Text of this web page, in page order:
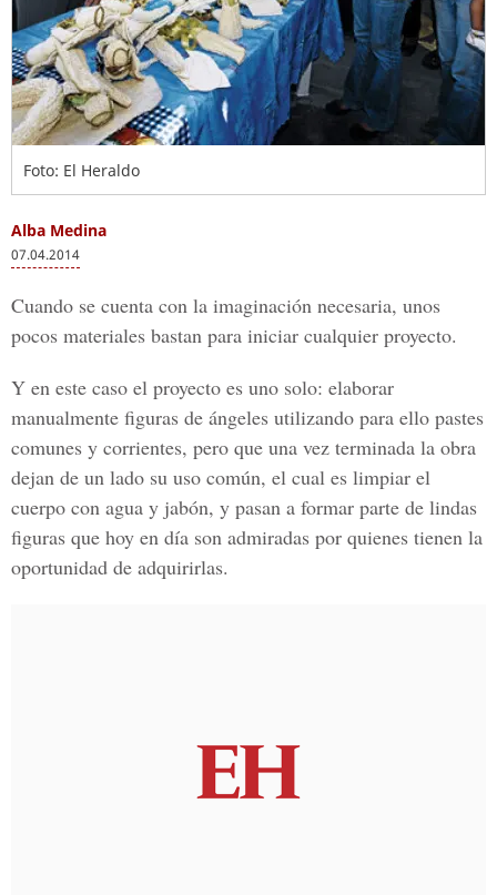
Foto: El Heraldo
Alba Medina
07.04.2014
Cuando se cuenta con la imaginación necesaria, unos
pocos materiales bastan para iniciar cualquier proyecto.
Y en este caso el proyecto es uno solo: elaborar
manualmente figuras de ángeles utilizando para ello pastes
comunes y corrientes, pero que una vez terminada la obra
dejan de un lado su uso común, el cual es limpiar el
cuerpo con agua y jabón, y pasan a formar parte de lindas
figuras que hoy en día son admiradas por quienes tienen la
oportunidad de adquirirlas.